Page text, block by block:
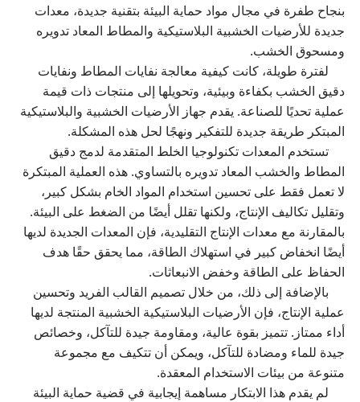
بنجاح طفرة في مجال مواد حماية البيئة بتقنية جديدة، معدات
جديدة للأرضيات الخشبية البلاستيكية والمطاط المعاد تدويره
ومسحوق الخشب.
لفترة طويلة، كانت كيفية معالجة نفايات المطاط ونفايات
دقيق الخشب بكفاءة وبيئية، وتحويلها إلى منتجات ذات قيمة
عملية تحديًا للصناعة. يقدم جهاز الأرضيات الخشبية والبلاستيكية
المبتكر طريقة جديدة للتفكير ونهجًا لحل هذه المشكلة.
تستخدم المعدات تكنولوجيا الخلط المتقدمة لدمج دقيق
المطاط والخشب المعاد تدويره بالتساوي. هذه العملية المبتكرة
لا تعمل فقط على تحسين استخدام المواد الخام بشكل كبير،
وتقليل تكاليف الإنتاج، ولكنها تقلل أيضًا من الضغط على البيئة.
بالمقارنة مع معدات الإنتاج التقليدية، فإن المعدات الجديدة لديها
أيضًا انخفاض كبير في استهلاك الطاقة، مما يحقق حقًا هدف
الحفاظ على الطاقة وخفض الانبعاثات.
بالإضافة إلى ذلك، من خلال تصميم القالب الفريد وتحسين
عملية الإنتاج، فإن الأرضيات البلاستيكية الخشبية المنتجة لديها
أداء ممتاز. تتميز بقوة عالية، ومقاومة جيدة للتآكل، وخصائص
جيدة للماء ومضادة للتآكل، ويمكن أن تتكيف مع مجموعة
متنوعة من بيئات الاستخدام المعقدة.
لم يقدم هذا الابتكار مساهمة إيجابية في قضية حماية البيئة